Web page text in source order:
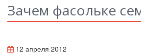
Зачем фасольке
12 апреля 2012